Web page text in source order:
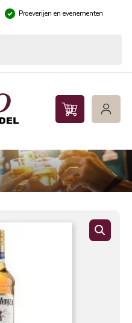
Proeverijen en evenementen